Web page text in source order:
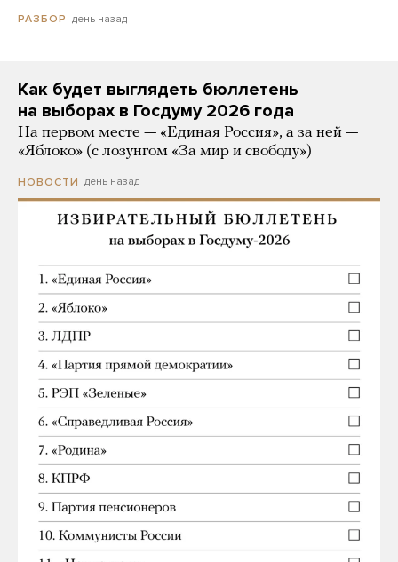
РАЗБОР день назад
Как будет выглядеть бюллетень
на выборах в Госдуму 2026 года
На первом месте — «Единая Россия», а за ней —
«Яблоко» (с лозунгом «За мир и свободу»)
НОВОСТИ день назад